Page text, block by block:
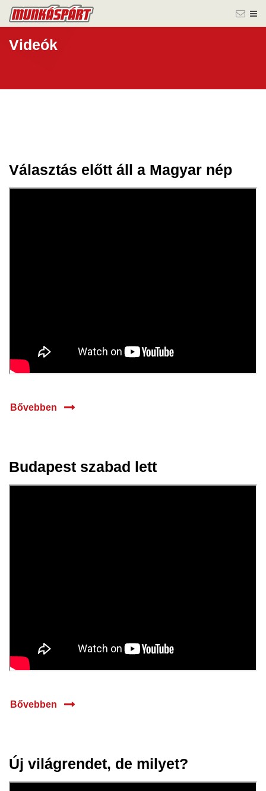
Videók
Választás előtt áll a Magyar nép
Bővebben
11 febr.
Budapest szabad lett
Bővebben
05 febr.
Új világrendet, de milyet?